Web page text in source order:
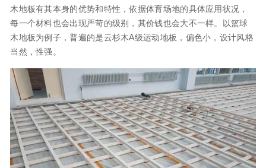
木地板有其本身的优势和特性，依据体育场地的具体应用状况，
每一个材料也会出现严苛的级别，其价钱也会大不一样。以篮球
木地板为例子，普遍的是云杉木A级运动地板，偏色小，设计风格
当然，性强。